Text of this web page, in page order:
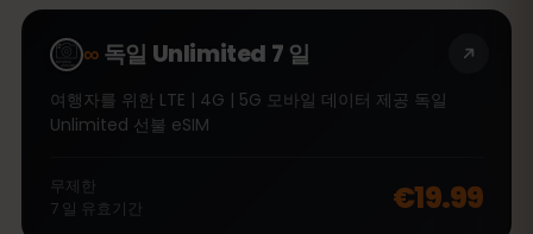
∞독일 Unlimited 7 일
여행자를 위한 LTE | 4G | 5G 모바일 데이터 제공 독일
Unlimited 선불 eSIM
무제한
7 일 유효기간 €19.99